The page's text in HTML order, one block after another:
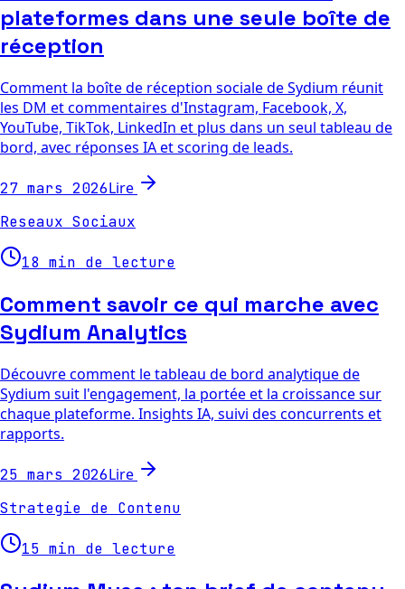
plateformes dans une seule boîte de
réception
Comment la boîte de réception sociale de Sydium réunit
les DM et commentaires d'Instagram, Facebook, X,
YouTube, TikTok, LinkedIn et plus dans un seul tableau de
bord, avec réponses IA et scoring de leads.
27 mars 2026Lire
Reseaux Sociaux
18 min de lecture
Comment savoir ce qui marche avec
Sydium Analytics
Découvre comment le tableau de bord analytique de
Sydium suit l'engagement, la portée et la croissance sur
chaque plateforme. Insights IA, suivi des concurrents et
rapports.
25 mars 2026Lire
Strategie de Contenu
15 min de lecture